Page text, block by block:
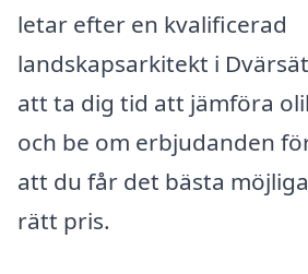
letar efter en kvalificerad
landskapsarkitekt i
att ta dig tid att jämföra
och be om erbjudanden
att du får det bästa
rätt pris.